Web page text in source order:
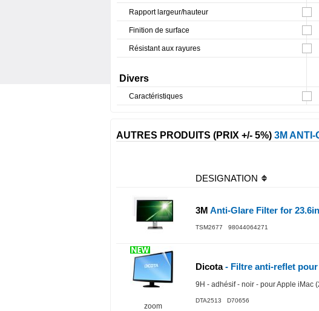
Rapport largeur/hauteur
Finition de surface
Résistant aux rayures
Divers
Caractéristiques
AUTRES PRODUITS (PRIX +/- 5%) 3M ANTI-
DESIGNATION
3M Anti-Glare Filter for
TSM2677 98044064271
zoom
Dicota- Filtre anti-reflet pour
9H - adhésif - noir - pour Apple iMac
DTA2513 D70656